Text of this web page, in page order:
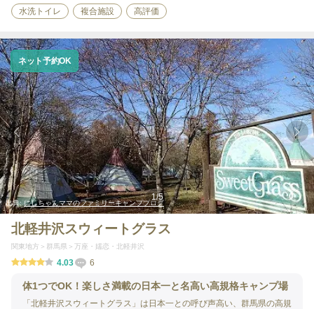
水洗トイレ 複合施設 高評価
出典: にしちゃんママのファミリーキャンプブログ
1/5
ネット予約OK
北軽井沢スウィートグラス
関東地方 群馬県 万座・嬬恋・北軽井沢
4.03 6
体1つでOK！楽しさ満載の日本一と名高い高規格キャンプ場
「北軽井沢スウィートグラス」は日本一との呼び声高い、群馬県の高規